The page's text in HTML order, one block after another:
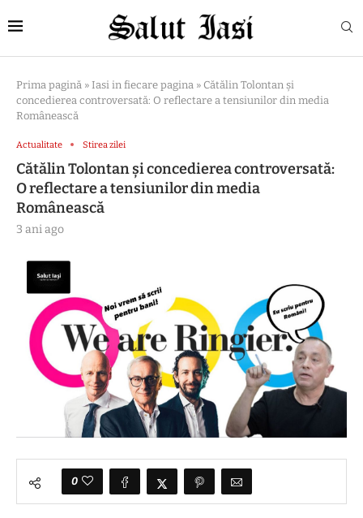
Prima pagină » Iasi in fiecare pagina » Cătălin Tolontan și
concedierea controversată: O reflectare a tensiunilor din media
Românească
Actualitate Stirea zilei
Cătălin Tolontan și concedierea controversată:
O reflectare a tensiunilor din media
Românească
3 ani ago
0